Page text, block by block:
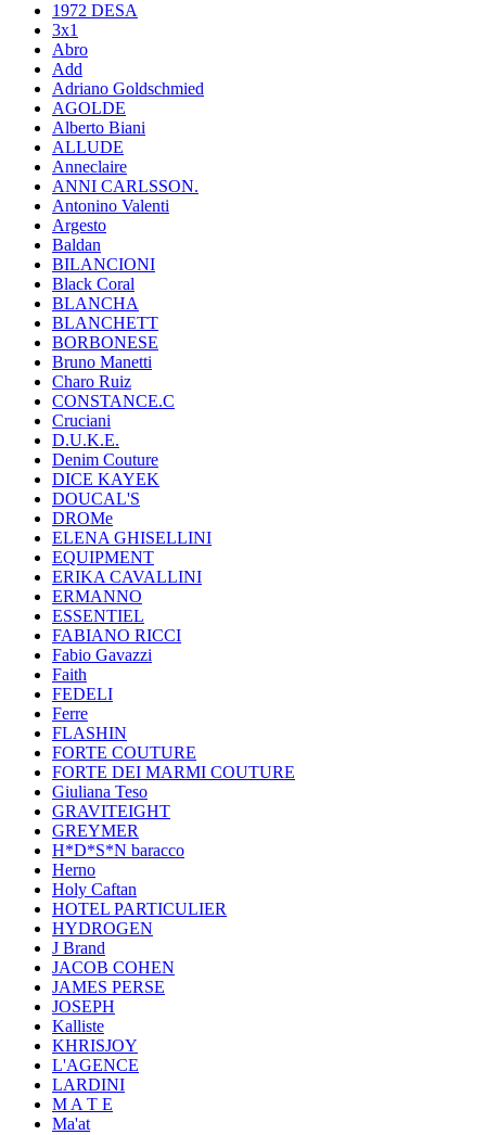
1972 DESA
3x1
Abro
Add
Adriano Goldschmied
AGOLDE
Alberto Biani
ALLUDE
Anneclaire
ANNI CARLSSON.
Antonino Valenti
Argesto
Baldan
BILANCIONI
Black Coral
BLANCHA
BLANCHETT
BORBONESE
Bruno Manetti
Charo Ruiz
CONSTANCE.C
Cruciani
D.U.K.E.
Denim Couture
DICE KAYEK
DOUCAL'S
DROMe
ELENA GHISELLINI
EQUIPMENT
ERIKA CAVALLINI
ERMANNO
ESSENTIEL
FABIANO RICCI
Fabio Gavazzi
Faith
FEDELI
Ferre
FLASHIN
FORTE COUTURE
FORTE DEI MARMI COUTURE
Giuliana Teso
GRAVITEIGHT
GREYMER
H*D*S*N baracco
Herno
Holy Caftan
HOTEL PARTICULIER
HYDROGEN
J Brand
JACOB COHEN
JAMES PERSE
JOSEPH
Kalliste
KHRISJOY
L'AGENCE
LARDINI
M A T E
Ma'at